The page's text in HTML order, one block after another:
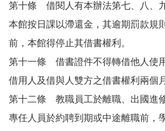
第十條 借閱人有本辦法第七、八、
本館按日課以滯還金，其逾期罰款規
前，本館得停止其借書權利。
第十一條 借書證件不得轉借他人使
借用人及借與人雙方之借書權利兩個月
第十二條 教職員工於離職、出國進
專任人員於約聘到期或中途離職前，